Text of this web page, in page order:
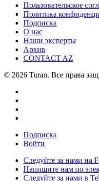
Пользовательское
Политика
Подписка
О нас
Наши эксперты
Архив
CONTACT AZ
© 2026 Turan. Все права
Подписка
Войти
Следуйте за нами на
Напишите нам по
Следуйте за нами в